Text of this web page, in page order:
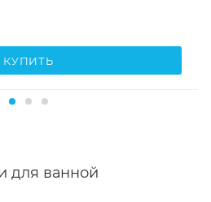
КУПИТЬ
для ванной